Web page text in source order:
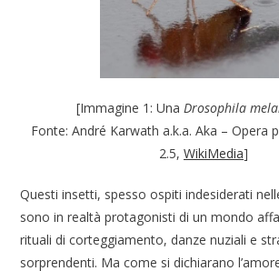
[Immagine 1: Una Drosophila
Fonte: André Karwath a.k.a. Aka – Opera
2.5, WikiMedia]
Questi insetti, spesso ospiti indesiderati
sono in realtà protagonisti di un mondo
rituali di corteggiamento, danze nuziali e
sorprendenti. Ma come si dichiarano